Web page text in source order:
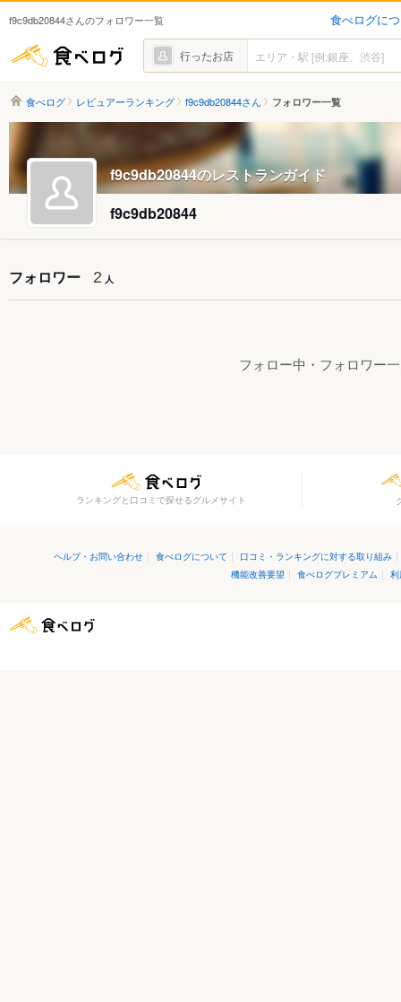
f9c9db20844さんのフォロワー一覧 食べログに
食べログ 行ったお店
食べログ レビュアーランキング f9c9db20844さん フォロワー一覧
f9c9db20844のレストランガイド
f9c9db20844
フォロワー 2人
フォロー中・フォロワー
ランキングと口コミで探せるグルメサイト
ヘルプ・お問い合わせ | 食べログについて | 口コミ・ランキングに対する取り組み |
機能改善要望 | 食べログプレミアム |